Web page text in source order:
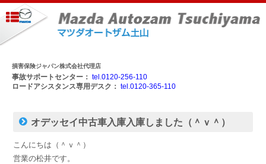
損害保険ジャパン株式会社代理店
事故サポートセンター： tel.0120-256-110
ロードアシスタンス専用デスク： tel.0120-365-110
オデッセイ中古車入庫入庫しました（＾ｖ＾）
こんにちは（＾ｖ＾）
営業の松井です。